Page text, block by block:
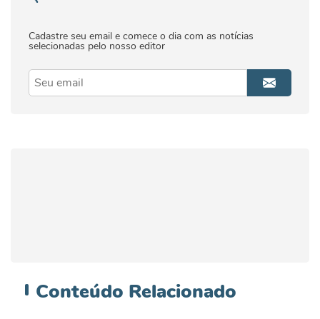
Cadastre seu email e comece o dia com as notícias
selecionadas pelo nosso editor
Conteúdo Relacionado